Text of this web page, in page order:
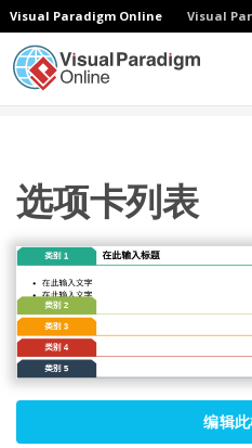
Visual Paradigm Online Visual
选项卡列表
编辑